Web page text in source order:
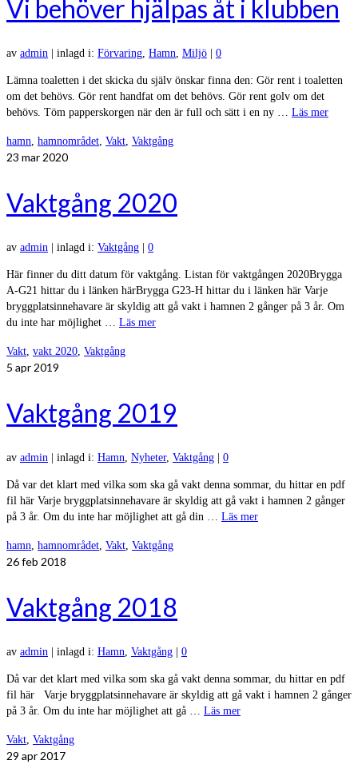
Vi behöver hjälpas åt i klubben
av admin inlagd i: Förvaring, Hamn, Miljö 0
Lämna toaletten i det skicka du själv önskar finna den: Gör rent i toaletten
om det behövs. Gör rent handfat om det behövs. Gör rent golv om det
behövs. Töm papperskorgen när den är full och sätt i en ny … Läs mer
hamn, hamnområdet, Vakt, Vaktgång
23 mar 2020
Vaktgång 2020
av admin inlagd i: Vaktgång 0
Här finner du ditt datum för vaktgång. Listan för vaktgången 2020Brygga
A-G21 hittar du i länken härBrygga G23-H hittar du i länken här Varje
bryggplatsinnehavare är skyldig att gå vakt i hamnen 2 gånger på 3 år. Om
du inte har möjlighet … Läs mer
Vakt, vakt 2020, Vaktgång
5 apr 2019
Vaktgång 2019
av admin inlagd i: Hamn, Nyheter, Vaktgång 0
Då var det klart med vilka som ska gå vakt denna sommar, du hittar en pdf
fil här Varje bryggplatsinnehavare är skyldig att gå vakt i hamnen 2 gånger
på 3 år. Om du inte har möjlighet att gå din … Läs mer
hamn, hamnområdet, Vakt, Vaktgång
26feb 2018
Vaktgång 2018
av admin inlagd i: Hamn, Vaktgång 0
Då var det klart med vilka som ska gå vakt denna sommar, du hittar en pdf
fil här Varje bryggplatsinnehavare är skyldig att gå vakt i hamnen 2 gånger
på 3 år. Om du inte har möjlighet att gå … Läs mer
Vakt, Vaktgång
29 apr 2017